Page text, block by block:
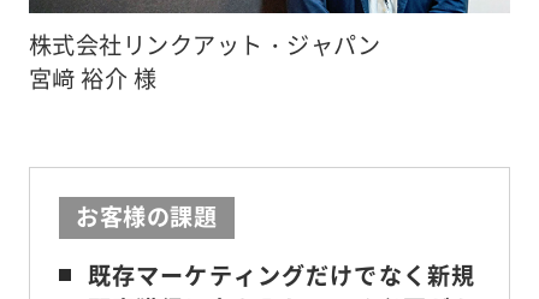
株式会社リンクアット・ジャパン
宮﨑 裕介 様
お客様の課題
既存マーケティングだけでなく新規